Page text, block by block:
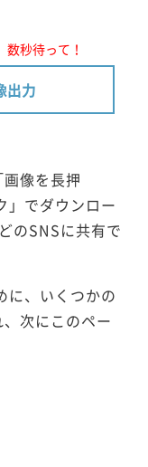
秒待って！
出力
像を長押
」でダウンロー
のSNSに共有で
に、いくつかの
次にこのペー